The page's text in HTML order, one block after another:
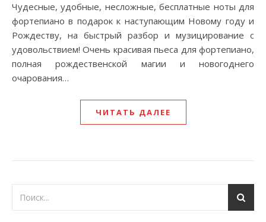
Чудесные, удобные, несложные, бесплатные ноты для
фортепиано в подарок к наступающим Новому году и
Рождеству, на быстрый разбор и музицирование с
удовольствием! Очень красивая пьеса для фортепиано,
полная рождественской магии и новогоднего
очарования…
ЧИТАТЬ ДАЛЕЕ